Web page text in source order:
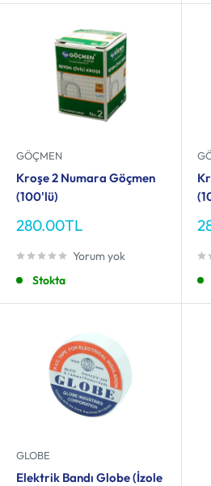
GÖÇMEN
Kroşe 2 Numara Göçmen
(100'lü)
İndirimli
280.00TL
Yorum yok
Stokta
GLOBE
Elektrik Bandı Globe (İzole